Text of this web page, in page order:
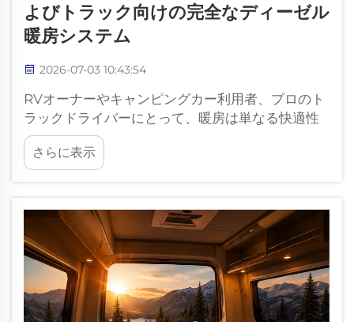
よびトラック向けの完全なディーゼル
暖房システム
2026-07-03 10:43:54
RVオーナーやキャンピングカー利用者、プロのト
ラックドライバーにとって、暖房は単なる快適性
の問題ではなく、寒冷地では休息の質、車両の即
応性、燃料効率、日常の安全性にも影響を及ぼし
ます。ディーゼル式ハイドロニック温水暖房機
さらに表示